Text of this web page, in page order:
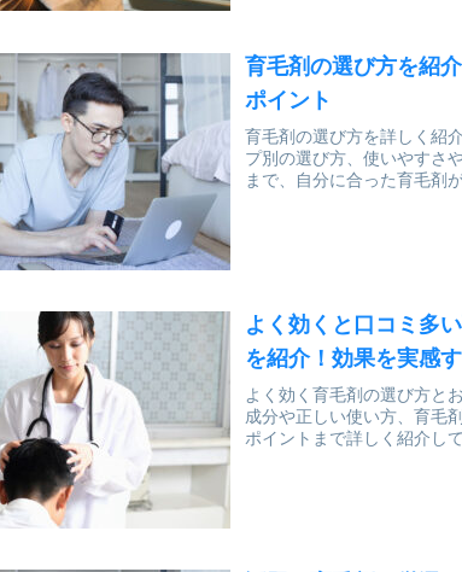
育毛剤の選び方を紹
ポイント
育毛剤の選び方を詳しく紹
プ別の選び方、使いやすさ
まで、自分に合った育毛剤
よく効くと口コミ多
を紹介！効果を実感
よく効く育毛剤の選び方と
成分や正しい使い方、育毛
ポイントまで詳しく紹介して